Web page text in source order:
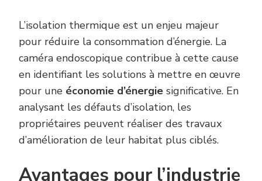
L’isolation thermique est un enjeu majeur
pour réduire la consommation d’énergie. La
caméra endoscopique contribue à cette cause
en identifiant les solutions à mettre en œuvre
pour une économie d’énergie significative. En
analysant les défauts d’isolation, les
propriétaires peuvent réaliser des travaux
d’amélioration de leur habitat plus ciblés.
Avantages pour l’industrie